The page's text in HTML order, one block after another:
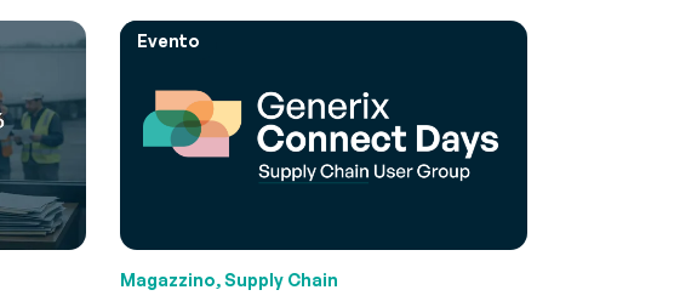
Evento
Magazzino, Supply Chain